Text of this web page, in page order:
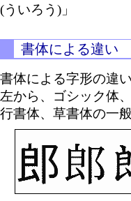
(ういろう)」
書体による違い
書体による字形の違
左から、ゴシック体
行書体、草書体の一